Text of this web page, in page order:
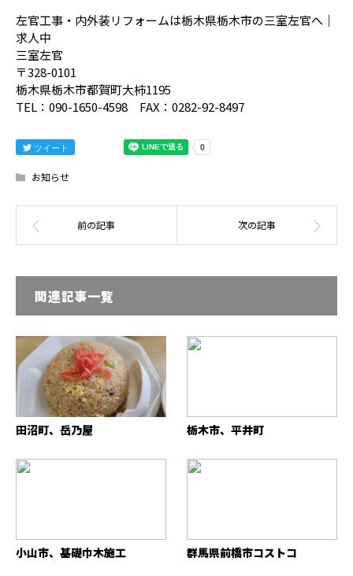
左官工事・内外装リフォームは栃木県栃木市の三室左官へ｜
求人中
三室左官
〒328-0101
栃木県栃木市都賀町大柿1195
TEL：090-1650-4598 FAX：0282-92-8497
ツイート
お知らせ
関連記事一覧
田沼町、岳乃屋 栃木市、平井町
小山市、基礎巾木施工 群馬県前橋市コストコ